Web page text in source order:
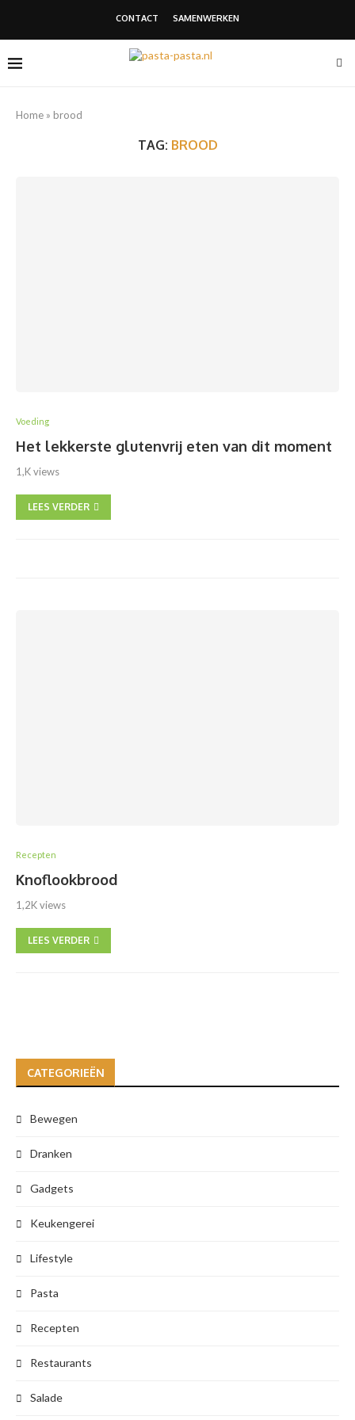
CONTACT SAMENWERKEN
Home » brood
TAG: BROOD
Voeding
Het lekkerste glutenvrij eten van dit moment
1,K views
LEES VERDER
Recepten
Knoflookbrood
1,2K views
LEES VERDER
CATEGORIEËN
Bewegen
Dranken
Gadgets
Keukengerei
Lifestyle
Pasta
Recepten
Restaurants
Salade